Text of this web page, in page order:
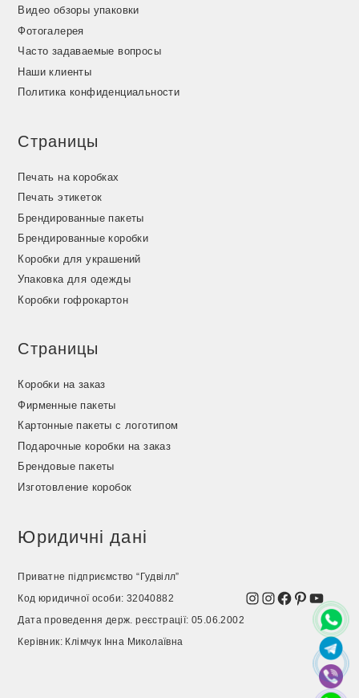
Видео обзоры упаковки
Фотогалерея
Часто задаваемые вопросы
Наши клиенты
Политика конфиденциальности
Страницы
Печать на коробках
Печать этикеток
Брендированные пакеты
Брендированные коробки
Коробки для украшений
Упаковка для одежды
Коробки гофрокартон
Страницы
Коробки на заказ
Фирменные пакеты
Картонные пакеты с логотипом
Подарочные коробки на заказ
Брендовые пакеты
Изготовление коробок
Юридичні дані
Приватне підприємство “Гудвілл”
Код юридичної особи: 32040882
Дата проведення держ. реєстрації: 05.06.2002
Керівник: Клімчук Інна Миколаївна
Instagram
Instagram
Facebook
Pinterest